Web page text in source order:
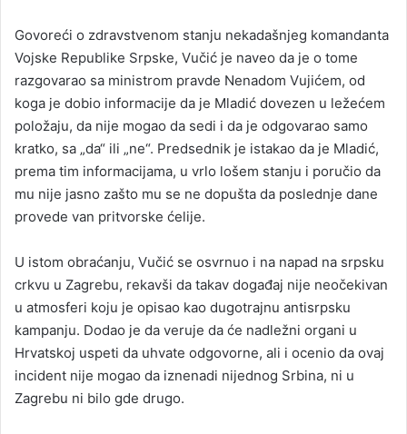
Govoreći o zdravstvenom stanju nekadašnjeg komandanta
Vojske Republike Srpske, Vučić je naveo da je o tome
razgovarao sa ministrom pravde Nenadom Vujićem, od
koga je dobio informacije da je Mladić dovezen u ležećem
položaju, da nije mogao da sedi i da je odgovarao samo
kratko, sa „da“ ili „ne“. Predsednik je istakao da je Mladić,
prema tim informacijama, u vrlo lošem stanju i poručio da
mu nije jasno zašto mu se ne dopušta da poslednje dane
provede van pritvorske ćelije.
U istom obraćanju, Vučić se osvrnuo i na napad na srpsku
crkvu u Zagrebu, rekavši da takav događaj nije neočekivan
u atmosferi koju je opisao kao dugotrajnu antisrpsku
kampanju. Dodao je da veruje da će nadležni organi u
Hrvatskoj uspeti da uhvate odgovorne, ali i ocenio da ovaj
incident nije mogao da iznenadi nijednog Srbina, ni u
Zagrebu ni bilo gde drugo.